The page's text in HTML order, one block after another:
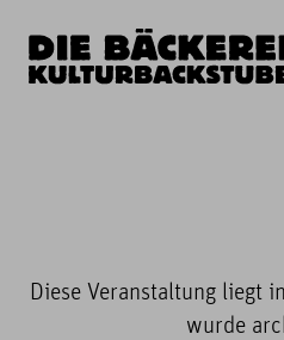
Diese Veranstaltung liegt
wurde